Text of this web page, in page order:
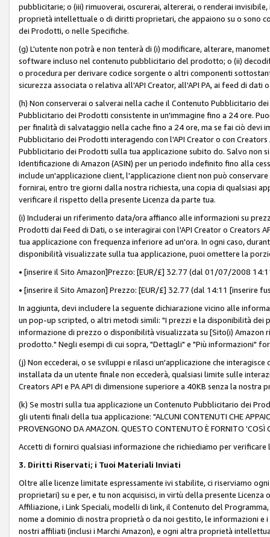
pubblicitarie; o (iii) rimuoverai, oscurerai, altererai, o renderai
proprietà intellettuale o di diritti proprietari, che appaiono su o sono
dei Prodotti, o nelle Specifiche.
(g) L'utente non potrà e non tenterà di (i) modificare, alterare,
software incluso nel contenuto pubblicitario del prodotto; o (ii)
o procedura per derivare codice sorgente o altri componenti
sicurezza associata o relativa all'API Creator, all'API PA, ai feed di
(h) Non conserverai o salverai nella cache il Contenuto Pubblicitario
Pubblicitario dei Prodotti consistente in un'immagine fino a 24 ore.
per finalità di salvataggio nella cache fino a 24 ore, ma se fai ciò
Pubblicitario dei Prodotti interagendo con l'API Creator o con
Pubblicitario dei Prodotti sulla tua applicazione subito do. Salvo non
Identificazione di Amazon (ASIN) per un periodo indefinito fino alla
include un'applicazione client, l'applicazione client non può
fornirai, entro tre giorni dalla nostra richiesta, una copia di qualsiasi
verificare il rispetto della presente Licenza da parte tua.
(i) Includerai un riferimento data/ora affianco alle informazioni su
Prodotti dai Feed di Dati, o se interagirai con l'API Creator o Creators
tua applicazione con frequenza inferiore ad un'ora. In ogni caso,
disponibilità visualizzate sulla tua applicazione, puoi omettere la
• [inserire il Sito Amazon]Prezzo: [EUR/£] 32.77 (dal 01/07/2008
• [inserire il Sito Amazon] Prezzo: [EUR/£] 32.77 (dal 14:11 [inserire
In aggiunta, devi includere la seguente dichiarazione vicino alle
un pop-up scripted, o altri metodi simili: "I prezzi e la disponibilità
informazione di prezzo o disponibilità visualizzata su [Sito(i)
prodotto." Negli esempi di cui sopra, "Dettagli" e "Più informazioni"
(j) Non eccederai, o se sviluppi e rilasci un'applicazione che interagisce
installata da un utente finale non eccederà, qualsiasi limite sulle
Creators API e PA API di dimensione superiore a 40KB senza la nostra
(k) Se mostri sulla tua applicazione un Contenuto Pubblicitario dei
gli utenti finali della tua applicazione: "ALCUNI CONTENUTI CHE
PROVENGONO DA AMAZON. QUESTO CONTENUTO È FORNITO
Accetti di fornirci qualsiasi informazione che richiediamo per
3. Diritti Riservati; i Tuoi Materiali Inviati
Oltre alle licenze limitate espressamente ivi stabilite, ci riserviamo
proprietari) su e per, e tu non acquisisci, in virtù della presente
Affiliazione, i Link Speciali, modelli di link, il Contenuto del
nome a dominio di nostra proprietà o da noi gestito, le informazioni e
nostri affiliati (inclusi i Marchi Amazon), e ogni altra proprietà